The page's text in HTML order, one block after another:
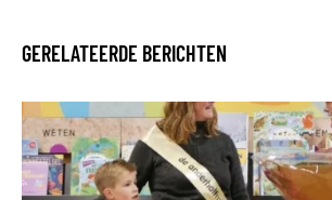
GERELATEERDE BERICHTEN